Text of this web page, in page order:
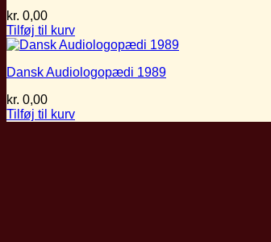
kr. 0,00
Tilføj til kurv
Dansk Audiologopædi 1989
kr. 0,00
Tilføj til kurv